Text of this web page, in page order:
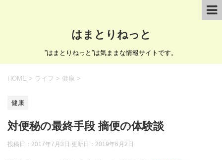
はまとりねっと
”はまとりねっと”は気ままな情報サイトです。
HOME > ライフ > 健康 >
健康
対便秘の最終手段 摘便の体験談
投稿日：2017年7月3日 更新日： 2019年6月2日